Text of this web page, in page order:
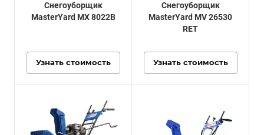
Снегоуборщик
MasterYard MX 8022B
Узнать стоимость
Снегоуборщик
MasterYard MV 26530
RET
Узнать стоимость